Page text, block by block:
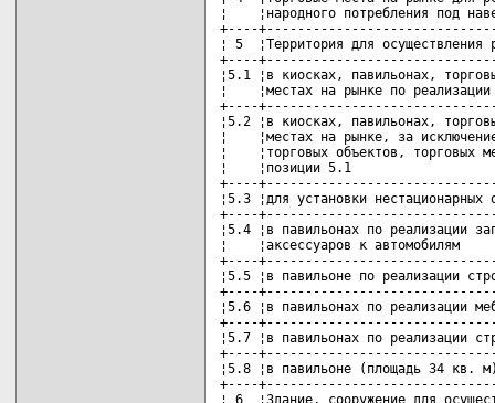
¦    ¦народного потребления
+----
¦ 5  ¦Территория для
+----
¦5.1 ¦в киосках, павильонах,
¦    ¦местах на рынке по
+----
¦5.2 ¦в киосках, павильонах,
¦    ¦местах на рынке, за
¦    ¦торговых объектов,
¦    ¦позиции 5.1
+----
¦5.3 ¦для установки
+----
¦5.4 ¦в павильонах по
¦    ¦аксессуаров к
+----
¦5.5 ¦в павильоне по реализации
+----
¦5.6 ¦в павильонах по
+----
¦5.7 ¦в павильонах по
+----
¦5.8 ¦в павильоне (площадь
+----
¦ 6  ¦Здание, сооружение для